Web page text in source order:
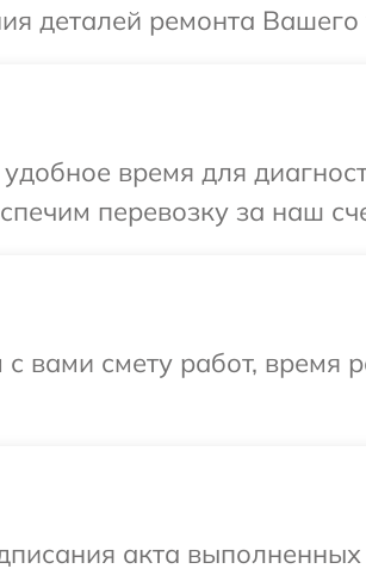
деталей ремонта Вашего
время для
перевозку за наш
вами смету работ, время
акта